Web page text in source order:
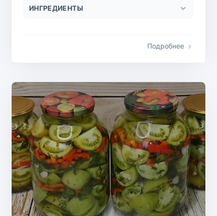
ИНГРЕДИЕНТЫ
Подробнее